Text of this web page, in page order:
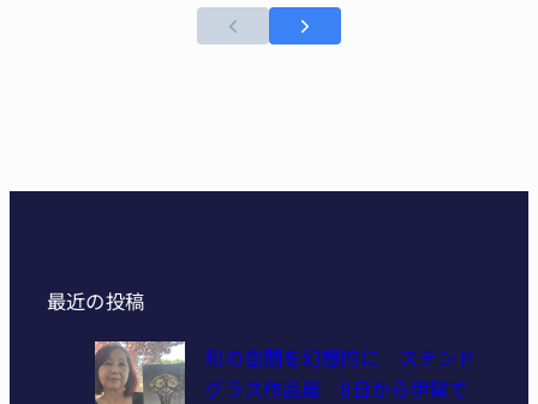
最近の投稿
和の空間を幻想的に ステンド
グラス作品展 8日から伊賀で